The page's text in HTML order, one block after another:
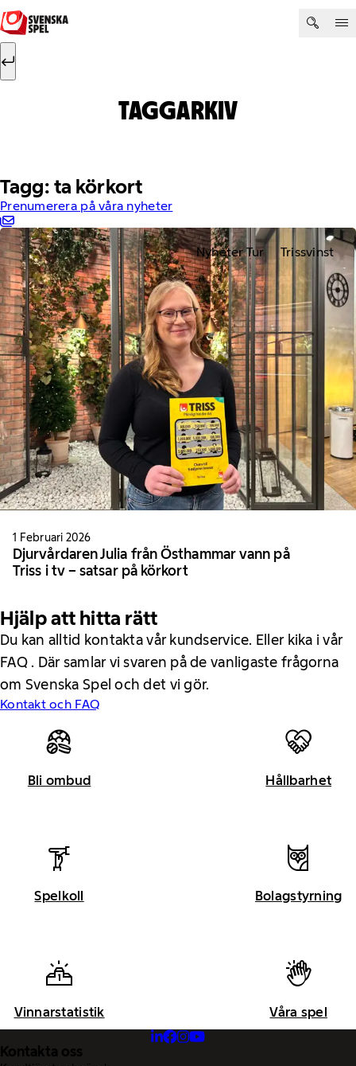
Hoppa till innehåll
Sök efter:
TAGGARKIV
Tagg: ta körkort
Prenumerera på våra nyheter
Nyheter Tur Trissvinst
1 Februari 2026
Djurvårdaren Julia från Östhammar vann på
Triss i tv – satsar på körkort
Hjälp att hitta rätt
Du kan alltid kontakta vår kundservice. Eller kika i vår
FAQ . Där samlar vi svaren på de vanligaste frågorna
om Svenska Spel och det vi gör.
Kontakt och FAQ
Bli ombud Hållbarhet
Spelkoll Bolagstyrning
Vinnarstatistik Våra spel
Kontakta oss